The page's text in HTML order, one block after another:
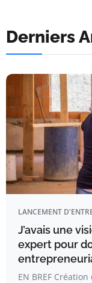
Derniers
LANCEMENT
J’avais une
expert pour
EN BREF